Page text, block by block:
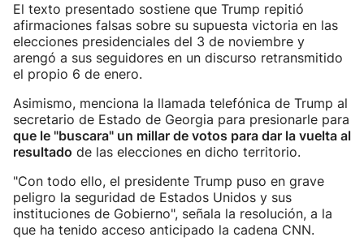
El texto presentado sostiene que Trump repitió
afirmaciones falsas sobre su supuesta victoria en las
elecciones presidenciales del 3 de noviembre y
arengó a sus seguidores en un discurso retransmitido
el propio 6 de enero.
Asimismo, menciona la llamada telefónica de Trump al
secretario de Estado de Georgia para presionarle para
que le "buscara" un millar de votos para dar la vuelta al
resultado de las elecciones en dicho territorio.
"Con todo ello, el presidente Trump puso en grave
peligro la seguridad de Estados Unidos y sus
instituciones de Gobierno", señala la resolución, a la
que ha tenido acceso anticipado la cadena CNN.